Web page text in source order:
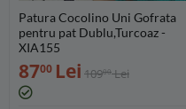
Patura Cocolino Uni Gofrata
pentru pat Dublu,Turcoaz -
XIA155
8700 Lei 10900 Lei